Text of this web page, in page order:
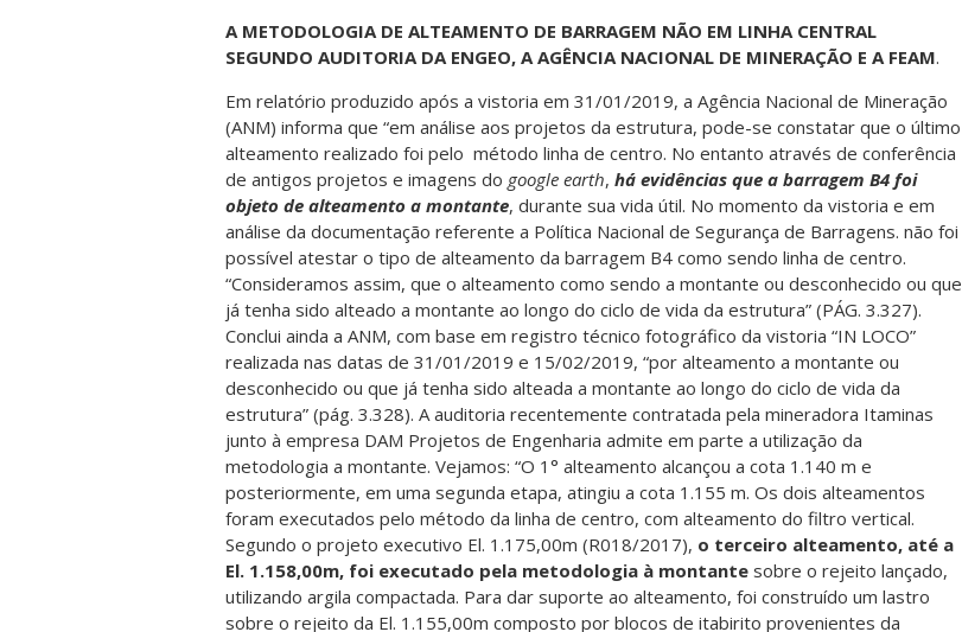
A METODOLOGIA DE ALTEAMENTO DE BARRAGEM NÃO EM LINHA CENTRAL
SEGUNDO AUDITORIA DA ENGEO, A AGÊNCIA NACIONAL DE MINERAÇÃO E A FEAM.
Em relatório produzido após a vistoria em 31/01/2019, a Agência Nacional de Mineração
(ANM) informa que “em análise aos projetos da estrutura, pode-se constatar que o último
alteamento realizado foi pelo método linha de centro. No entanto através de conferência
de antigos projetos e imagens do google earth, há evidências que a barragem B4 foi
objeto de alteamento a montante, durante sua vida útil. No momento da vistoria e em
análise da documentação referente a Política Nacional de Segurança de Barragens. não foi
possível atestar o tipo de alteamento da barragem B4 como sendo linha de centro.
“Consideramos assim, que o alteamento como sendo a montante ou desconhecido ou que
já tenha sido alteado a montante ao longo do ciclo de vida da estrutura” (PÁG. 3.327).
Conclui ainda a ANM, com base em registro técnico fotográfico da vistoria “IN LOCO”
realizada nas datas de 31/01/2019 e 15/02/2019, “por alteamento a montante ou
desconhecido ou que já tenha sido alteada a montante ao longo do ciclo de vida da
estrutura” (pág. 3.328). A auditoria recentemente contratada pela mineradora Itaminas
junto à empresa DAM Projetos de Engenharia admite em parte a utilização da
metodologia a montante. Vejamos: “O 1° alteamento alcançou a cota 1.140 m e
posteriormente, em uma segunda etapa, atingiu a cota 1.155 m. Os dois alteamentos
foram executados pelo método da linha de centro, com alteamento do filtro vertical.
Segundo o projeto executivo El. 1.175,00m (R018/2017), o terceiro alteamento, até a
El. 1.158,00m, foi executado pela metodologia à montante sobre o rejeito lançado,
utilizando argila compactada. Para dar suporte ao alteamento, foi construído um lastro
sobre o rejeito da El. 1.155,00m composto por blocos de itabirito provenientes da